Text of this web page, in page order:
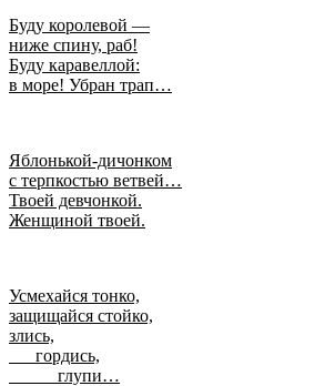
Буду королевой —
ниже спину, раб!
Буду каравеллой:
в море! Убран трап…
Яблонькой-дичонком
с терпкостью ветвей…
Твоей девчонкой.
Женщиной твоей.
Усмехайся тонко,
защищайся стойко,
злись,
гордись,
глупи…